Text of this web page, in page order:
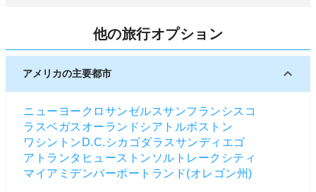
食物アレルギーのあるお客様は出発の72時間以内に
お電話かメ－ルにてお申し込みください。詳しくは
各航空会社のホ－ムページをご覧ください。
他の旅行オプション
アメリカの主要都市
ニューヨーク ロサンゼルスサンフランシスコ
ラスベガス オーランド シアトルボストン
ワシントンD.C. シカゴダラスサンディエゴ
アトランタ ヒューストン ソルトレークシティ
マイアミ デンバーポートランド(オレゴン州)